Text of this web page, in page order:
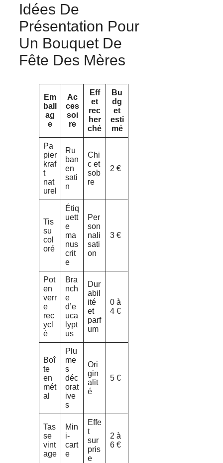
Idées De
Présentation Pour
Un Bouquet De
Fête Des Mères
Em
ball
ag
e
Ac
ces
soi
re
Eff
et
rec
her
ché
Bu
dg
et
esti
mé
Pa
pier
kraf
t
nat
urel
Ru
ban
en
sati
n
Chi
c et
sob
re
2 €
Tis
su
col
oré
Étiq
uett
e
ma
nus
crit
e
Per
son
nali
sati
on
3 €
Pot
en
verr
e
rec
ycl
é
Bra
nch
e
d’e
uca
lypt
us
Dur
abil
ité
et
parf
um
0 à
4 €
Boî
te
en
mét
al
Plu
me
s
déc
orat
ive
s
Ori
gin
alit
é
5 €
Tas
se
vint
age
Min
i-
cart
e
Effe
t
sur
pris
e
2 à
6 €